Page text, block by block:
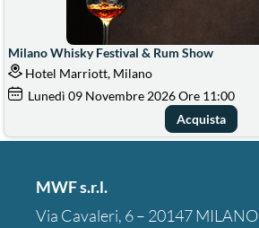
Milano Whisky Festival & Rum Show
Hotel Marriott, Milano
Lunedì 09 Novembre 2026Ore 11:00
Acquista
MWF s.r.l.
Via Cavaleri, 6 – 20147 MILANO